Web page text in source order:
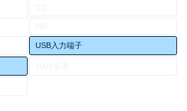
USB入力端子